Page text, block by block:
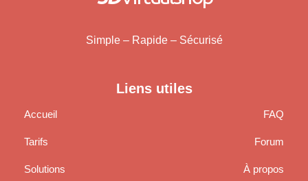
Simple – Rapide – Sécurisé
Liens utiles
Accueil
Tarifs
Solutions
FAQ
Forum
À propos